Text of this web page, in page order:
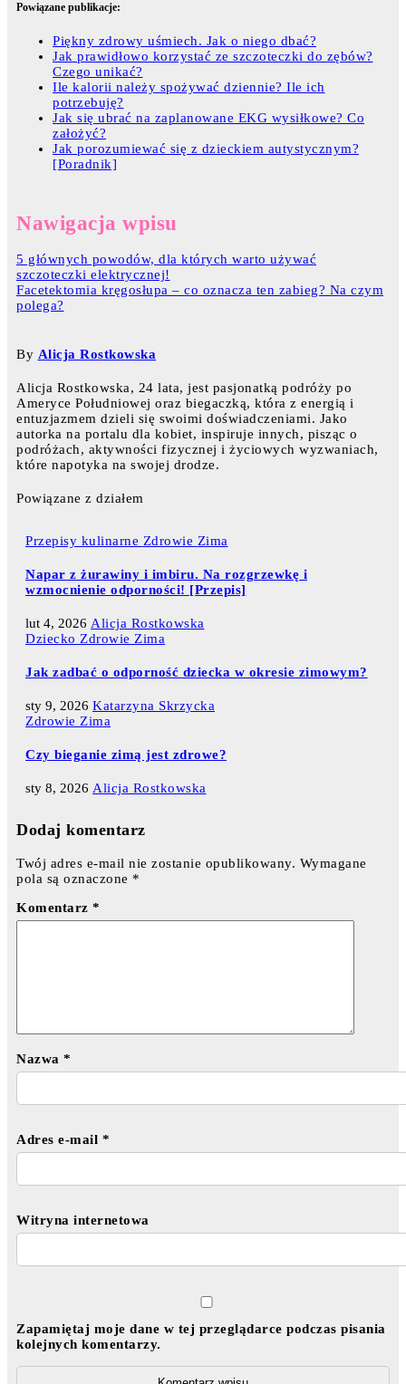
Powiązane publikacje:
Piękny zdrowy uśmiech. Jak o niego dbać?
Jak prawidłowo korzystać ze szczoteczki do zębów?
Czego unikać?
Ile kalorii należy spożywać dziennie? Ile ich
potrzebuję?
Jak się ubrać na zaplanowane EKG wysiłkowe? Co
założyć?
Jak porozumiewać się z dzieckiem autystycznym?
[Poradnik]
Nawigacja wpisu
5 głównych powodów, dla których warto używać
szczoteczki elektrycznej!
Facetektomia kręgosłupa – co oznacza ten zabieg? Na czym
polega?
By Alicja Rostkowska
Alicja Rostkowska, 24 lata, jest pasjonatką podróży po
Ameryce Południowej oraz biegaczką, która z energią i
entuzjazmem dzieli się swoimi doświadczeniami. Jako
autorka na portalu dla kobiet, inspiruje innych, pisząc o
podróżach, aktywności fizycznej i życiowych wyzwaniach,
które napotyka na swojej drodze.
Powiązane z działem
Przepisy kulinarne Zdrowie Zima
Napar z żurawiny i imbiru. Na rozgrzewkę i
wzmocnienie odporności! [Przepis]
lut 4, 2026 Alicja Rostkowska
Dziecko Zdrowie Zima
Jak zadbać o odporność dziecka w okresie zimowym?
sty 9, 2026 Katarzyna Skrzycka
Zdrowie Zima
Czy bieganie zimą jest zdrowe?
sty 8, 2026 Alicja Rostkowska
Dodaj komentarz
Twój adres e-mail nie zostanie opublikowany. Wymagane
pola są oznaczone *
Komentarz *
Nazwa *
Adres e-mail *
Witryna internetowa
Zapamiętaj moje dane w tej przeglądarce podczas pisania
kolejnych komentarzy.